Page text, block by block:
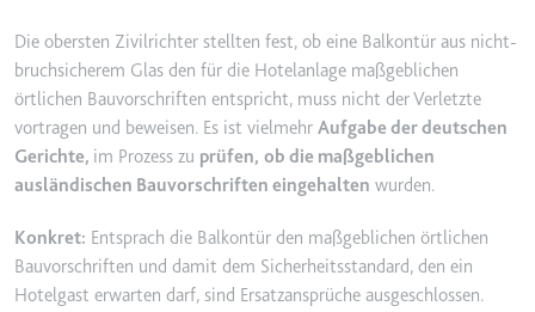
Google Analytics über das Gerät
und das Verhalten des Besuchers
zu senden. Erfasst den Besucher
über Geräte und Marketingkanäle
hinweg.
Ablauf:
2 Jahre
_gcl_au
Die obersten Zivilrichter stellten fest, ob eine Balkontür aus nicht-
bruchsicherem Glas den für die Hotelanlage maßgeblichen
örtlichen Bauvorschriften entspricht, muss nicht der Verletzte
vortragen und beweisen. Es ist vielmehr Aufgabe der deutschen
Gerichte, im Prozess zu prüfen, ob die maßgeblichen
ausländischen Bauvorschriften eingehalten wurden.
Konkret: Entsprach die Balkontür den maßgeblichen örtlichen
Bauvorschriften und damit dem Sicherheitsstandard, den ein
Hotelgast erwarten darf, sind Ersatzansprüche ausgeschlossen.